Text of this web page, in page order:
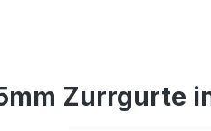
Zurrgurte